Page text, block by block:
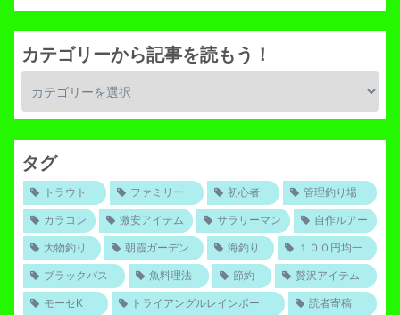
カテゴリーから記事を読もう！
タグ
トラウト ファミリー 初心者 管理釣り場
カラコン 激安アイテム サラリーマン 自作ルアー
大物釣り 朝霞ガーデン 海釣り １００円均一
ブラックバス 魚料理法 節約 贅沢アイテム
モーセK トライアングルレインボー 読者寄稿